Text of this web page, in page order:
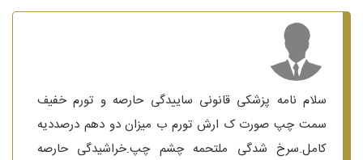
سلام نامه پزشکی قانونی ساییدگی حارصه و تورم خفیف
سمت چپ صورت ک ارش تورم ب میزان دو دهم درصددیه
کامل.سرخ شدگی ملتحمه چشم چپ.خراشیدگی حارصه